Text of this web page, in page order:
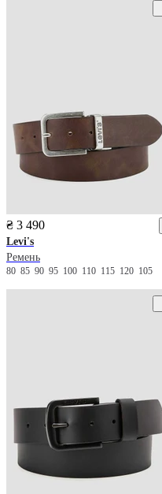
₴ 3 490
Levi's
Ремень
80 85 90 95 100 110 115 120 105